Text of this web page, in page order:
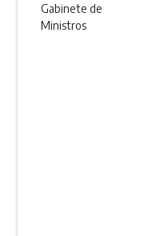
Gabinete de
Ministros